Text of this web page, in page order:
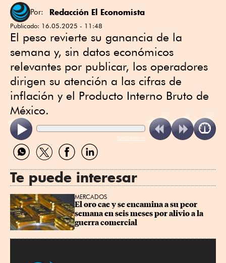
Por: Redacción El Economista
Publicado: 16.05.2025 - 11:48
El peso revierte su ganancia de la
semana y, sin datos económicos
relevantes por publicar, los operadores
dirigen su atención a las cifras de
inflación y el Producto Interno Bruto de
México.
ReadSpeaker
Compartir
por
Compartir
por
Compartir
por
Compartir
por
Te puede interesar
MERCADOS
El oro cae y se encamina a su peor
semana en seis meses por alivio a la
guerra comercial